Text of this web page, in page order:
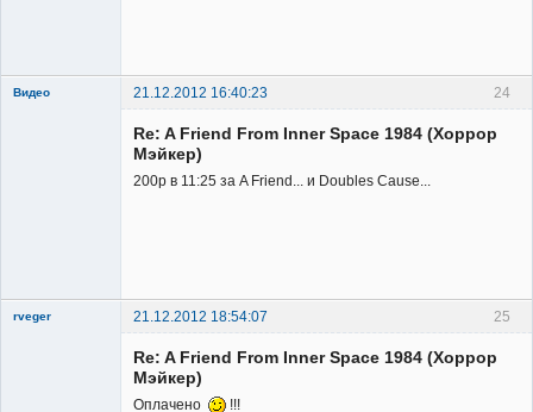
24
Видео 21.12.2012 16:40:23
Re: A Friend From Inner Space 1984 (Хоррор
Мэйкер)
200р в 11:25 за A Friend... и Doubles Cause...
25
rveger 21.12.2012 18:54:07
Re: A Friend From Inner Space 1984 (Хоррор
Мэйкер)
Оплачено !!!